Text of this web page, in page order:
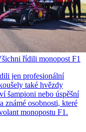
řídili monopost F1
jen profesionální
také hvězdy
šampioni nebo úspěšní
známé osobnosti, které
monopostu F1.